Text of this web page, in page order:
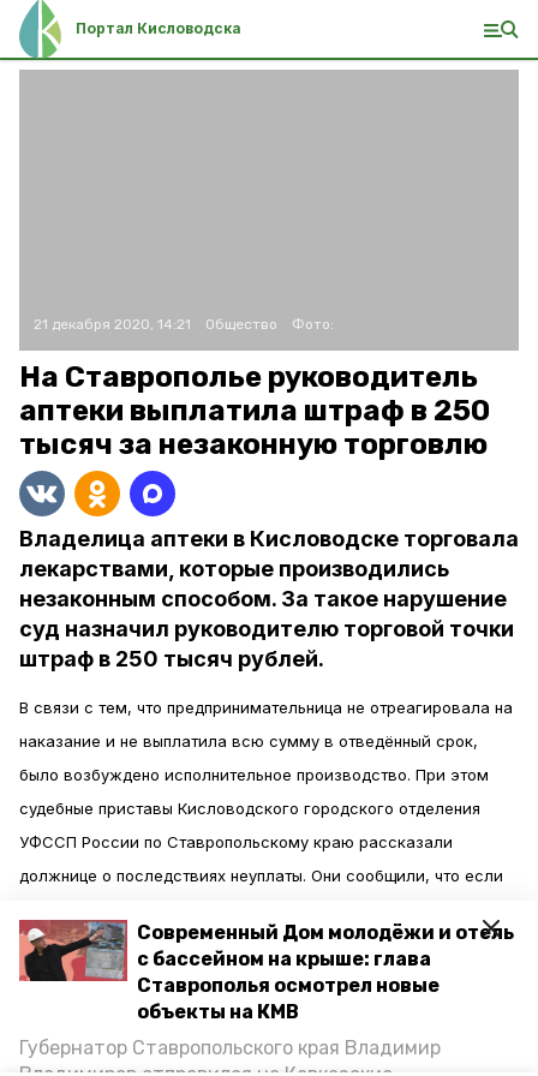
Современный Дом молодёжи и отель
с бассейном на крыше: глава
Ставрополья осмотрел новые
объекты на КМВ
Губернатор Ставропольского края Владимир
Портал Кисловодска
21 декабря 2020, 14:21 Общество Фото:
На Ставрополье руководитель
аптеки выплатила штраф в 250
тысяч за незаконную торговлю
Владелица аптеки в Кисловодске торговала
лекарствами, которые производились
незаконным способом. За такое нарушение
суд назначил руководителю торговой точки
штраф в 250 тысяч рублей.
В связи с тем, что предпринимательница не отреагировала на
наказание и не выплатила всю сумму в отведённый срок,
было возбуждено исполнительное производство. При этом
судебные приставы Кисловодского городского отделения
УФССП России по Ставропольскому краю рассказали
должнице о последствиях неуплаты. Они сообщили, что если
чтобы ужесточить наказание.
После вынесения уведомления от приставов женщина
испугалась более серьёзных последствий. Через неделю она